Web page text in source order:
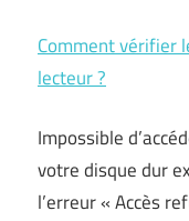
Comment vérifier
lecteur ?
Impossible
votre disque dur
l’erreur « Accès